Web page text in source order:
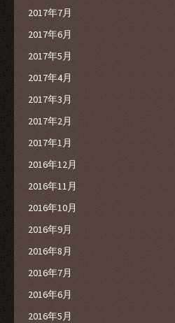
2017年7月
2017年6月
2017年5月
2017年4月
2017年3月
2017年2月
2017年1月
2016年12月
2016年11月
2016年10月
2016年9月
2016年8月
2016年7月
2016年6月
2016年5月